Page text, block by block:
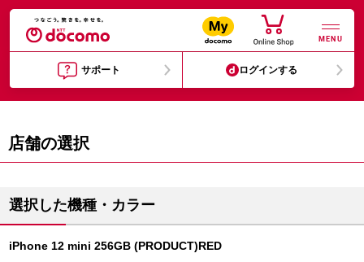
MENU
サポート ログインする
店舗の選択
選択した機種・カラー
iPhone 12 mini 256GB (PRODUCT)RED